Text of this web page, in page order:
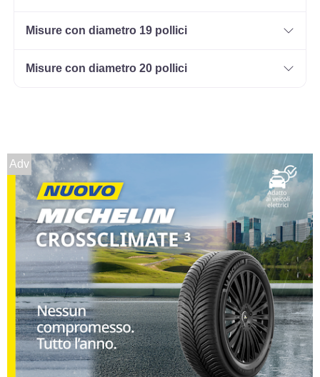
Misure con diametro 19 pollici
Misure con diametro 20 pollici
Adv